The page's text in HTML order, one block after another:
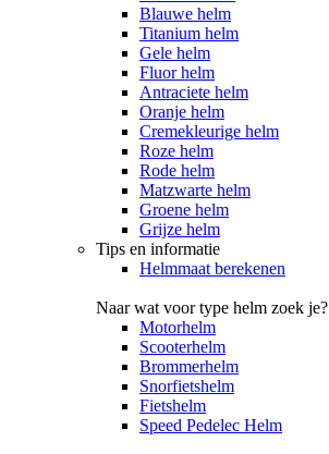
Blauwe helm
Titanium helm
Gele helm
Fluor helm
Antraciete helm
Oranje helm
Cremekleurige helm
Roze helm
Rode helm
Matzwarte helm
Groene helm
Grijze helm
Tips en informatie
Helmmaat berekenen
Naar wat voor type helm zoek je?
Motorhelm
Scooterhelm
Brommerhelm
Snorfietshelm
Fietshelm
Speed Pedelec Helm